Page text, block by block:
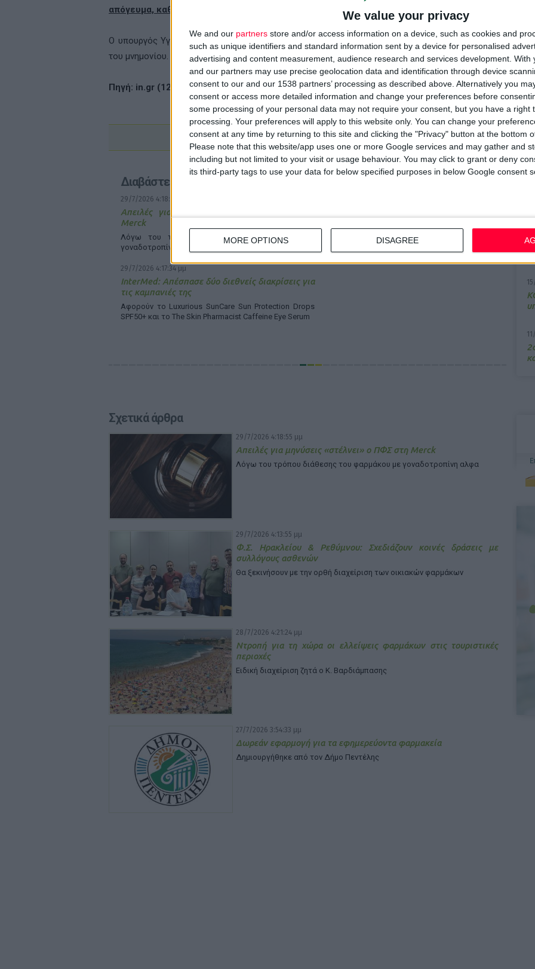
We value your privacy
We and our partners store and/or access information on a device, such as cookies and
such as unique identifiers and standard information sent by a device for personalised
advertising and content measurement, audience research and services development. With
and our partners may use precise geolocation data and identification through device
consent to our and our 1538 partners’ processing as described above. Alternatively you
consent or access more detailed information and change your preferences before
some processing of your personal data may not require your consent, but you have a right
processing. Your preferences will apply to this website only. You can change your
consent at any time by returning to this site and clicking the "Privacy" button at the bottom
Please note that this website/app uses one or more Google services and may gather and
including but not limited to your visit or usage behaviour. You may click to grant or deny
its third-party tags to use your data for below specified purposes in below Google consent
MORE OPTIONS DISAGREE
απόγευμα, καθώς και Σάββατο
Ο υπουργός Υγείας ανέφερε ότι στο εξής θα υπογράφουν όλοι οι υπουργοί την επικαιροποίηση
του μνημονίου.
Πηγή: in.gr (12/5/2011)
Διαβάστε επίσης
29/7/2026 4:18:55 μμ
Απειλές για μηνύσεις «στέλνει» ο ΠΦΣ στη
Merck
Λόγω του τρόπου διάθεσης του φαρμάκου με
γοναδοτροπίνη αλφα
29/7/2026 4:17:34 μμ
InterMed: Απέσπασε δύο διεθνείς διακρίσεις για
τις καμπανιές της
Αφορούν το Luxurious SunCare Sun Protection Drops
SPF50+ και το The Skin Pharmacist Caffeine Eye Serum
Σχετικά άρθρα
29/7/2026 4:18:55 μμ
Απειλές για μηνύσεις «στέλνει» ο ΠΦΣ στη Merck
Λόγω του τρόπου διάθεσης του φαρμάκου με γοναδοτροπίνη αλφα
29/7/2026 4:13:55 μμ
Φ.Σ. Ηρακλείου & Ρεθύμνου: Σχεδιάζουν κοινές δράσεις με
συλλόγους ασθενών
Θα ξεκινήσουν με την ορθή διαχείριση των οικιακών φαρμάκων
28/7/2026 4:21:24 μμ
Ντροπή για τη χώρα οι ελλείψεις φαρμάκων στις τουριστικές
περιοχές
Ειδική διαχείριση ζητά ο Κ. Βαρδιάμπασης
27/7/2026 3:54:33 μμ
Δωρεάν εφαρμογή για τα εφημερεύοντα φαρμακεία
Δημιουργήθηκε από τον Δήμο Πεντέλης